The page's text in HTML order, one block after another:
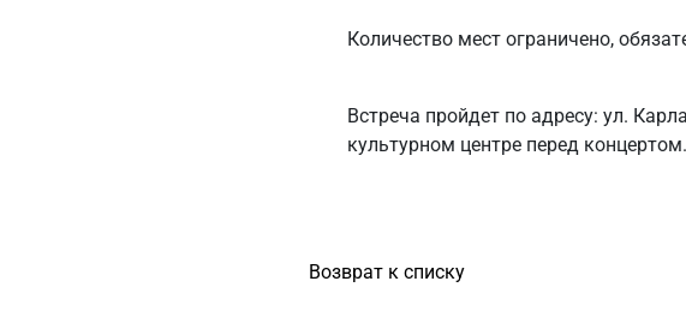
Количество мест ограничено,
Встреча пройдет по адресу: ул.
культурном центре перед концертом.
Возврат к списку